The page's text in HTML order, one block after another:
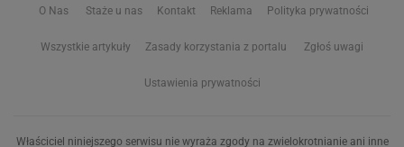
O Nas Staże u nas Kontakt Reklama Polityka prywatności
Wszystkie artykuły Zasady korzystania z portalu Zgłoś uwagi
Ustawienia prywatności
Właściciel niniejszego serwisu nie wyraża zgody na zwielokrotnianie ani inne